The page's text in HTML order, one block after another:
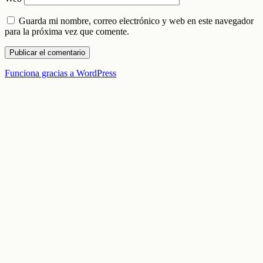
Guarda mi nombre, correo electrónico y web en este navegador
para la próxima vez que comente.
Funciona gracias a WordPress